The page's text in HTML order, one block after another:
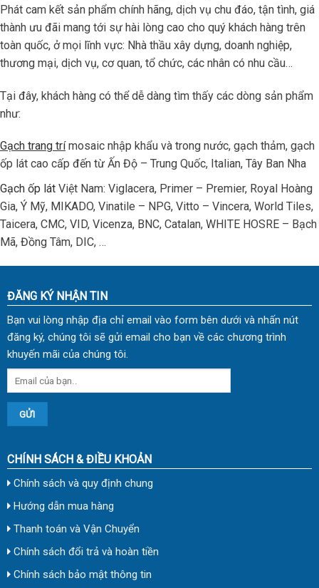
Phát cam kết sản phẩm chính hãng, dịch vụ chu đáo, tận tình, giá
thành ưu đãi mang tới sự hài lòng cao cho quý khách hàng trên
toàn quốc, ở mọi lĩnh vực: Nhà thầu xây dựng, doanh nghiệp,
thương mại, dịch vụ, cơ quan, tổ chức, các nhân có nhu cầu…
Tại đây, khách hàng có thể dễ dàng tìm thấy các dòng sản phẩm
như:
Gạch trang trímosaic nhập khẩu và trong nước, gạch thảm, gạch
ốp lát cao cấp đến từ Ấn Độ – Trung Quốc, Italian, Tây Ban Nha
Gạch ốp lát Việt Nam: Viglacera, Primer – Premier, Royal Hoàng
Gia, Ý Mỹ, MIKADO, Vinatile – NPG, Vitto – Vincera, World Tiles,
Taicera, CMC, VID, Vicenza, BNC, Catalan, WHITE HOSRE – Bạch
Mã, Đồng Tâm, DIC, …
ĐĂNG KÝ NHẬN TIN
Bạn vui lòng nhập địa chỉ email vào form bên dưới và nhấn nút
đăng ký, chúng tôi sẽ gửi email cho bạn về các chương trình
khuyến mãi của chúng tôi.
CHÍNH SÁCH & ĐIỀU KHOẢN
Chính sách và quy định chung
Hướng dẫn mua hàng
Thanh toán và Vận Chuyển
Chính sách đổi trả và hoàn tiền
Chính sách bảo mật thông tin